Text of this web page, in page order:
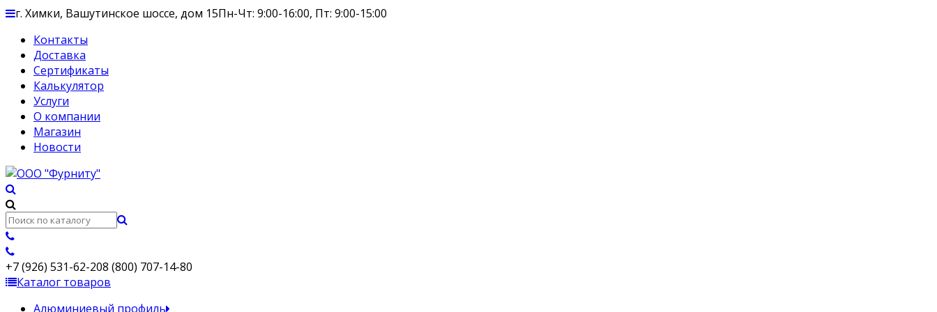
г. Химки, Вашутинское шоссе, дом 15Пн-Чт: 9:00-16:00, Пт: 9:00-15:00
Контакты
Доставка
Сертификаты
Калькулятор
Услуги
О компании
Магазин
Новости
+7 (926) 531-62-208 (800) 707-14-80
Каталог товаров
Алюминиевый профиль